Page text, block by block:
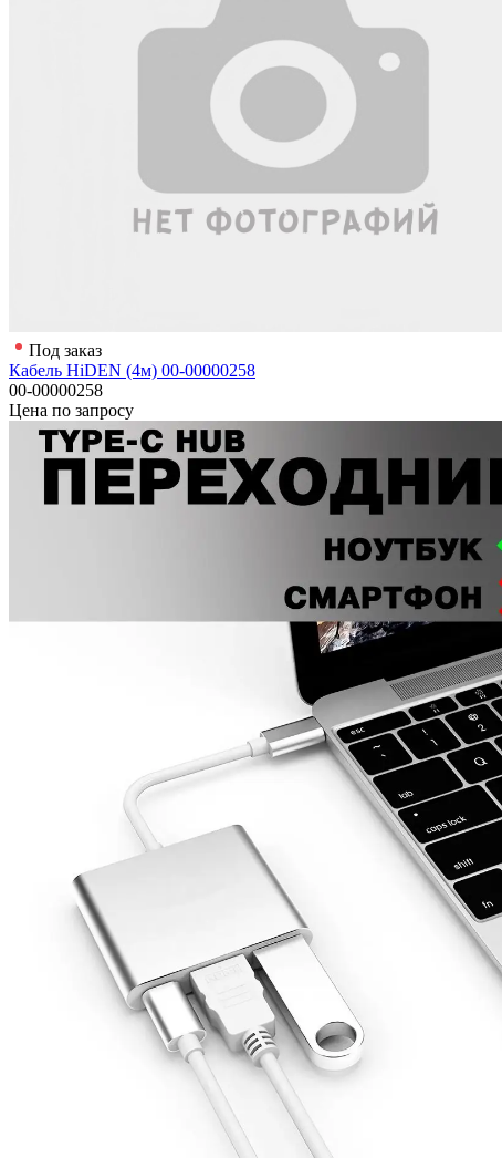
Под заказ
Кабель HiDEN (4м) 00-00000258
00-00000258
Цена по запросу